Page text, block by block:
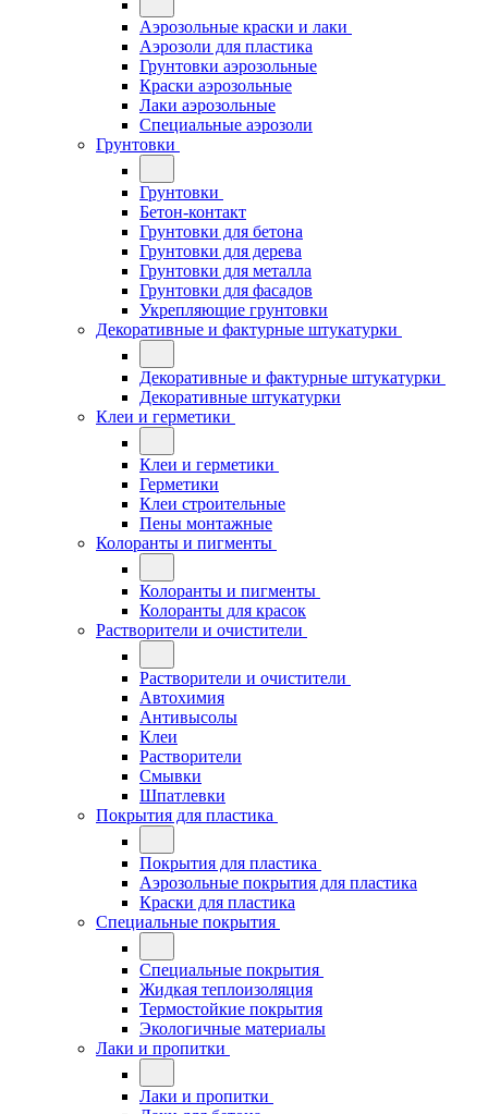
Аэрозольные краски и лаки
Аэрозоли для пластика
Грунтовки аэрозольные
Краски аэрозольные
Лаки аэрозольные
Специальные аэрозоли
Грунтовки
Грунтовки
Бетон-контакт
Грунтовки для бетона
Грунтовки для дерева
Грунтовки для металла
Грунтовки для фасадов
Укрепляющие грунтовки
Декоративные и фактурные штукатурки
Декоративные и фактурные штукатурки
Декоративные штукатурки
Клеи и герметики
Клеи и герметики
Герметики
Клеи строительные
Пены монтажные
Колоранты и пигменты
Колоранты и пигменты
Колоранты для красок
Растворители и очистители
Растворители и очистители
Автохимия
Антивысолы
Клеи
Растворители
Смывки
Шпатлевки
Покрытия для пластика
Покрытия для пластика
Аэрозольные покрытия для пластика
Краски для пластика
Специальные покрытия
Специальные покрытия
Жидкая теплоизоляция
Термостойкие покрытия
Экологичные материалы
Лаки и пропитки
Лаки и пропитки